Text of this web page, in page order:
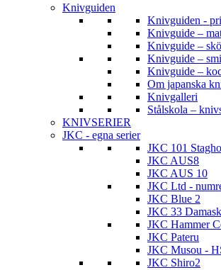
Knivguiden
Knivguiden -
Knivguide –
Knivguide –
Knivguide –
Knivguide –
Om japanska
Knivgalleri
Stålskola –
KNIVSERIER
JKC - egna serier
JKC 101
JKC AUS8
JKC AUS 10
JKC Ltd -
JKC Blue 2
JKC 33
JKC Hammer
JKC Pateru
JKC Musou -
JKC Shiro2